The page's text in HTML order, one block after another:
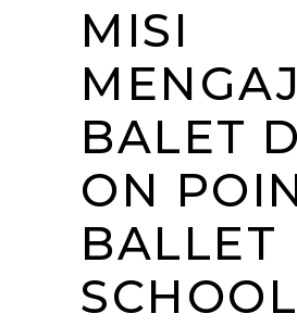
MISI
BALET
ON
BALLET
SCHOOL